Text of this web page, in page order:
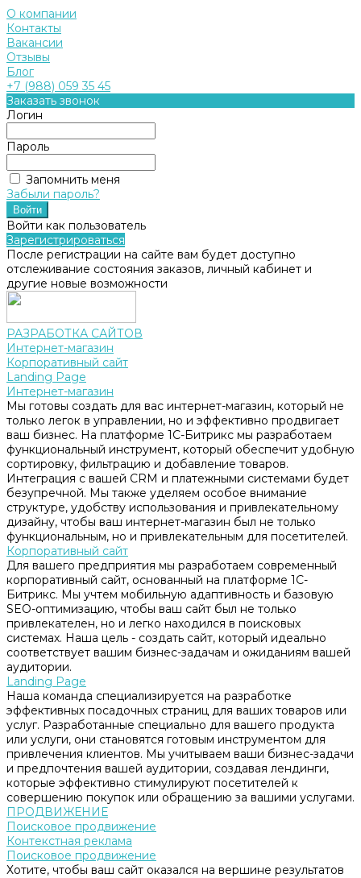
О компании
Контакты
Вакансии
Отзывы
Блог
+7 (988) 059 35 45
Заказать звонок
Логин
Пароль
Запомнить меня
Забыли пароль?
Войти как пользователь
Зарегистрироваться
После регистрации на сайте вам будет доступно
отслеживание состояния заказов, личный кабинет и
другие новые возможности
РАЗРАБОТКА САЙТОВ
Интернет-магазин
Корпоративный сайт
Landing Page
Интернет-магазин
Мы готовы создать для вас интернет-магазин, который не
только легок в управлении, но и эффективно продвигает
ваш бизнес. На платформе 1С-Битрикс мы разработаем
функциональный инструмент, который обеспечит удобную
сортировку, фильтрацию и добавление товаров.
Интеграция с вашей CRM и платежными системами будет
безупречной. Мы также уделяем особое внимание
структуре, удобству использования и привлекательному
дизайну, чтобы ваш интернет-магазин был не только
функциональным, но и привлекательным для посетителей.
Корпоративный сайт
Для вашего предприятия мы разработаем современный
корпоративный сайт, основанный на платформе 1С-
Битрикс. Мы учтем мобильную адаптивность и базовую
SEO-оптимизацию, чтобы ваш сайт был не только
привлекателен, но и легко находился в поисковых
системах. Наша цель - создать сайт, который идеально
соответствует вашим бизнес-задачам и ожиданиям вашей
аудитории.
Landing Page
Наша команда специализируется на разработке
эффективных посадочных страниц для ваших товаров или
услуг. Разработанные специально для вашего продукта
или услуги, они становятся готовым инструментом для
привлечения клиентов. Мы учитываем ваши бизнес-задачи
и предпочтения вашей аудитории, создавая лендинги,
которые эффективно стимулируют посетителей к
совершению покупок или обращению за вашими услугами.
ПРОДВИЖЕНИЕ
Поисковое продвижение
Контекстная реклама
Поисковое продвижение
Хотите, чтобы ваш сайт оказался на вершине результатов